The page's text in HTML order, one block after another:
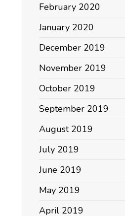
February 2020
January 2020
December 2019
November 2019
October 2019
September 2019
August 2019
July 2019
June 2019
May 2019
April 2019